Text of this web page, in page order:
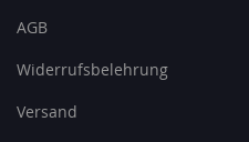
AGB
Widerrufsbelehrung
Versand